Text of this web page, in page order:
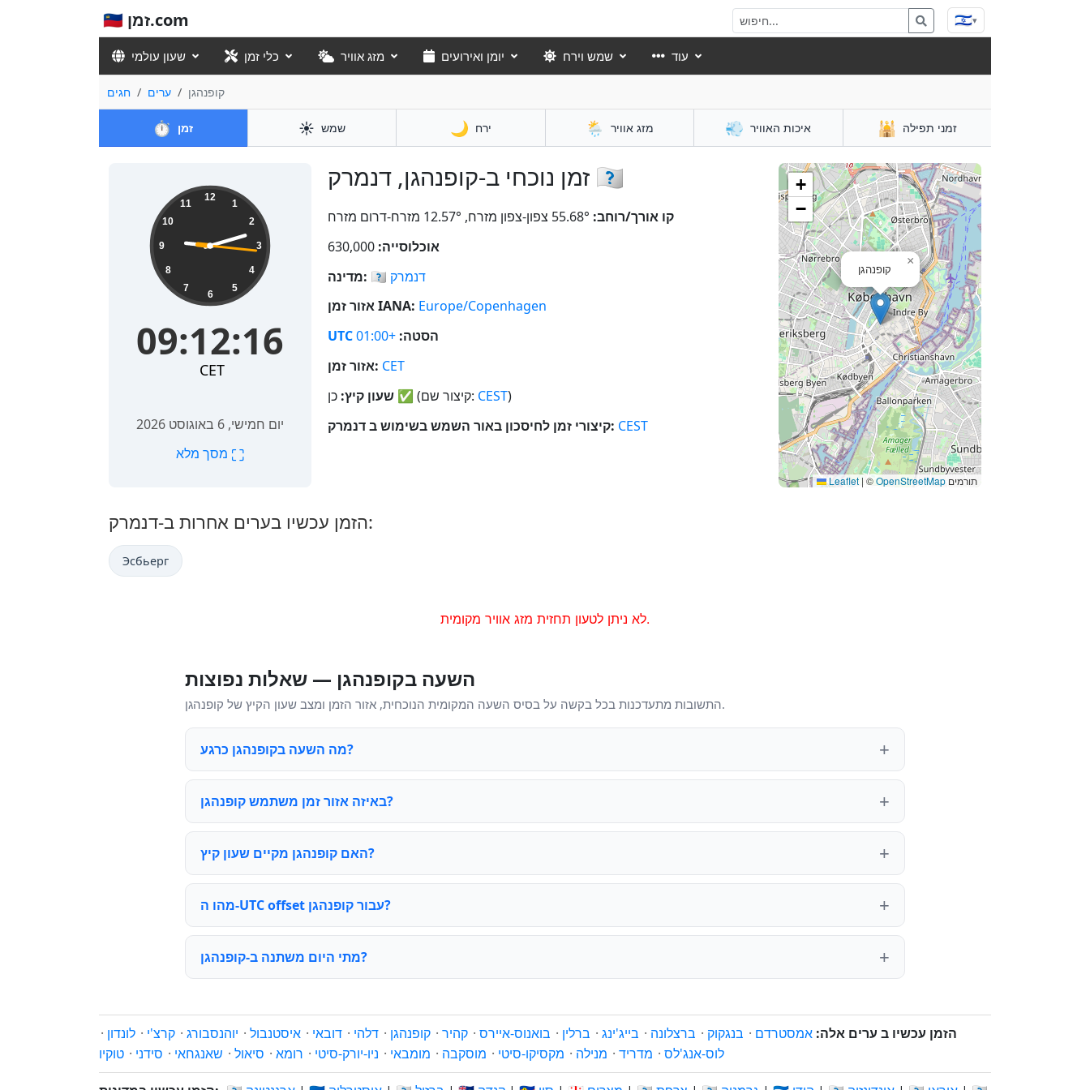
🇮🇱 זמן.com 🇮🇱▾
שעון עולמי כלי זמן מזג אוויר יומן ואירועים שמש וירח עוד
חגים ערים קופנהגן
⏱️ זמן ☀️ שמש 🌙 ירח 🌦️ מזג אוויר 💨 איכות האוויר 🕌 זמני תפילה
זמן נוכחי ב-קופנהגן, דנמרק 🇩🇰
09:12:16 12
1
2
3
4
5
6
7
8
9
10
11
09:12:16
CET
יום חמישי, 6 באוגוסט 2026
⛶
קו אורך/רוחב:
אוכלוסייה:
מדינה: 🇩🇰 דנמרק
אזור זמן IANA: Europe/Copenhagen
UTC
הסטה: +01:00
אזור זמן: CET
שעון קיץ: ✅ (קיצור שם: CEST)
קיצורי זמן לחיסכון באור השמש בשימוש ב דנמרק: CEST
קופנהגן
×
+
−
Leaflet | ©OpenStreetMap תורמים
הזמן עכשיו בערים אחרות ב-דנמרק:
Эсбьерг
לא ניתן לטעון תחזית מזג אוויר מקומית.
השעה בקופנהגן — שאלות נפוצות
התשובות מתעדכנות בכל בקשה על בסיס השעה המקומית הנוכחית, אזור הזמן ומצב שעון הקיץ של קופנהגן.
מה השעה בקופנהגן כרגע?
באיזה אזור זמן משתמש קופנהגן?
האם קופנהגן מקיים שעון קיץ?
מהו ה-UTC offset עבור קופנהגן?
מתי היום משתנה ב-קופנהגן?
הזמן עכשיו ב ערים אלה: אמסטרדם · בנגקוק · ברצלונה · בייג'ינג · ברלין · בואנוס-איירס · קהיר · קופנהגן · דלהי · דובאי · איסטנבול · יוהנסבורג · קרצ'י · לונדון ·
לוס-אנג'לס · מדריד · מנילה · מקסיקו-סיטי · מוסקבה · מומבאי · ניו-יורק-סיטי · רומא · סיאול · שאנגחאי · סידני · טוקיו